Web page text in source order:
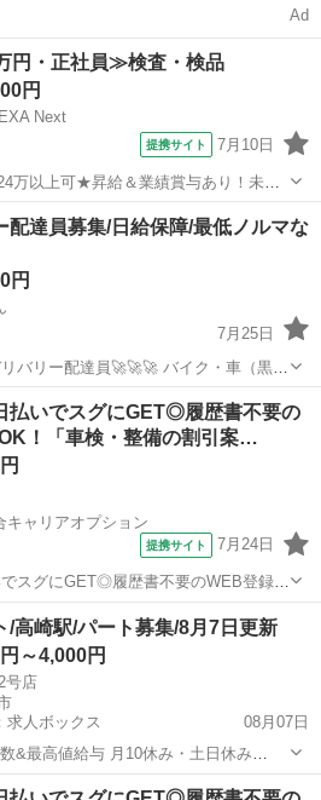
Ad
円・正社員≫検査・検品
円
Next
提携サイト 7月10日
万以上可★昇給＆業績賞与あり！未経
躍中！カップルやお友達との応募OK◎
県高崎市》 人気の工場のお仕
その他
配達員募集/日給保障/最低ノルマな
円
7月25日
ものがないので老若
男女活躍中 ✅EC宅配が嫌いな方必見 ✅ 【どなたでも大歓...
ー
払いでスグにGET◎履歴書不要の
！「車検・整備の割引案…
キャリアオプション
提携サイト 7月24日
でスグにGET◎履歴書不要のWEB登録
ール」高時給1300円！高崎問屋町周
メント】 ＼大手人材
/高崎駅/パート募集/8月7日更新
～4,000円
号店
求人ボックス
08月07日
&最高値給与 月10休み・土日休み
スト <仕事内容> 施術内容 ・アイブ